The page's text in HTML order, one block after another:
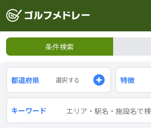
条件検索
都道府県 選択する 特徴
キーワード